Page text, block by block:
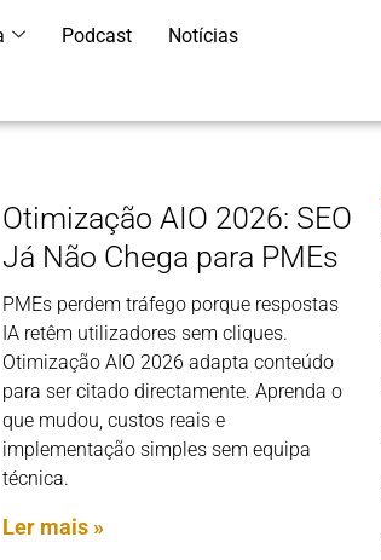
Podcast Notícias
Otimização AIO 2026: SEO
Já Não Chega para PMEs
PMEs perdem tráfego porque respostas
IA retêm utilizadores sem cliques.
Otimização AIO 2026 adapta conteúdo
para ser citado directamente. Aprenda o
que mudou, custos reais e
implementação simples sem equipa
técnica.
Ler mais »